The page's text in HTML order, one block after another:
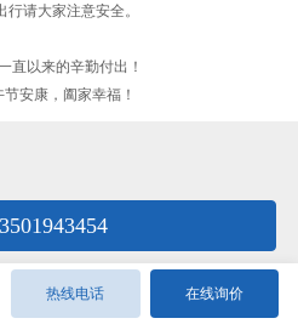
行请大家注意安全。
直以来的辛勤付出！
安康，阖家幸福！
热线电话 在线询价